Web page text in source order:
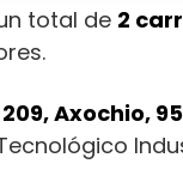
total de 2
209, Axochio,